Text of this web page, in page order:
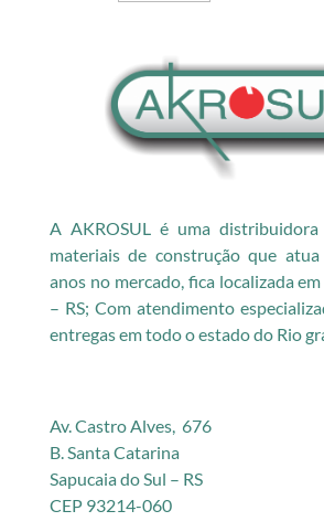
A AKROSUL é uma
materiais de construção que
anos no mercado, fica localizada
– RS; Com atendimento
entregas em todo o estado do Rio
Av. Castro Alves, 676
B. Santa Catarina
Sapucaia do Sul – RS
CEP 93214-060